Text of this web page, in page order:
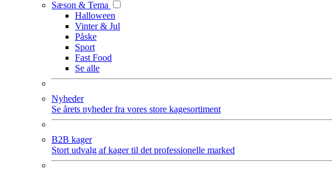
Sæson & Tema
Halloween
Vinter & Jul
Påske
Sport
Fast Food
Se alle
Nyheder
Se årets nyheder fra vores store kagesortiment
B2B kager
Stort udvalg af kager til det professionelle marked